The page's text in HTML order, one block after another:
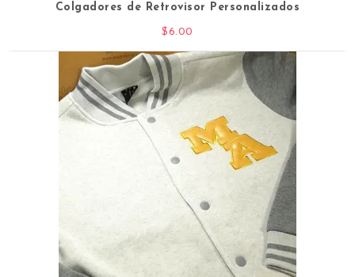
Colgadores de Retrovisor Personalizados
$6.00